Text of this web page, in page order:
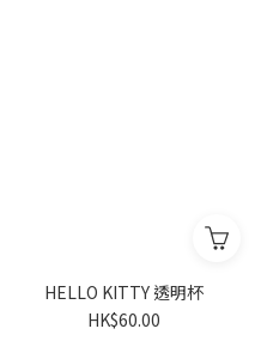
HELLO KITTY 透明杯
HK$60.00